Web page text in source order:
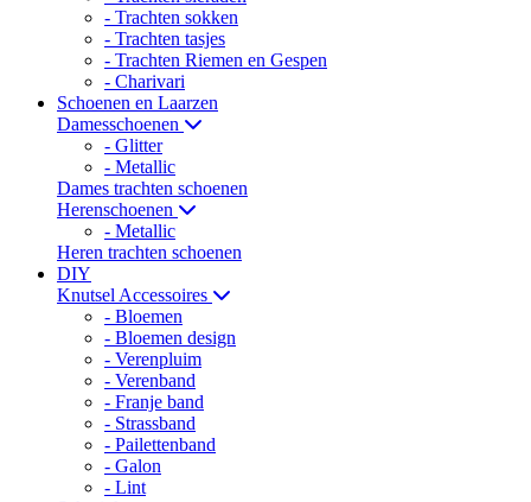
- Trachten sokken
- Trachten tasjes
- Trachten Riemen en Gespen
- Charivari
Schoenen en Laarzen
Damesschoenen
- Glitter
- Metallic
Dames trachten schoenen
Herenschoenen
- Metallic
Heren trachten schoenen
DIY
Knutsel Accessoires
- Bloemen
- Bloemen design
- Verenpluim
- Verenband
- Franje band
- Strassband
- Pailettenband
- Galon
- Lint